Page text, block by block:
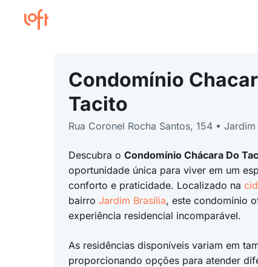
Condomínio
Tacito
Rua Coronel Rocha Santos, 154 • Jardim
Descubra o Condomínio Chácara Do
oportunidade única para viver em um
conforto e praticidade. Localizado na
bairro Jardim Brasília, este condomínio
experiência residencial incomparável.
As residências disponíveis variam em
proporcionando opções para atender